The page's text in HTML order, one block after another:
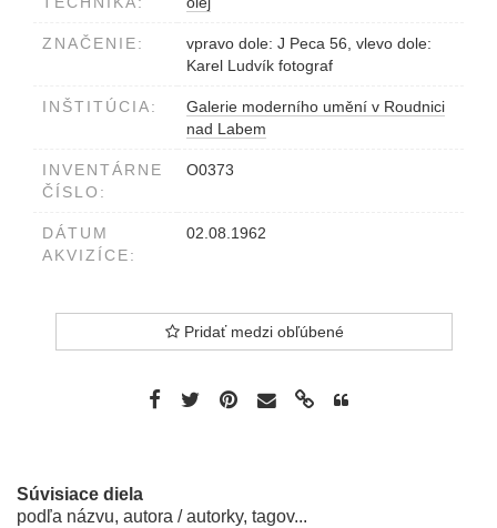
ZNAČENIE:
vpravo dole: J Peca 56, vlevo dole:
Karel Ludvík fotograf
INŠTITÚCIA:
Galerie moderního umění v Roudnici
nad Labem
INVENTÁRNE
ČÍSLO:
O0373
DÁTUM
AKVIZÍCE:
02.08.1962
Pridať medzi obľúbené
Súvisiace diela
podľa názvu, autora / autorky, tagov...